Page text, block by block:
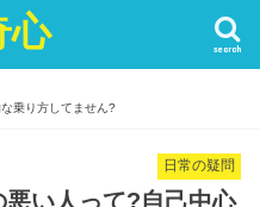
心 search
乗り方してません?
日常の疑問
い人って?自己中心